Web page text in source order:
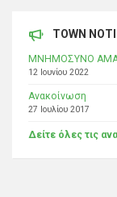
TOWN
ΜΝΗΜΟΣΥΝΟ
12 Ιουνίου 2022
Ανακοίνωση
27 Ιουλίου 2017
Δείτε όλες τις